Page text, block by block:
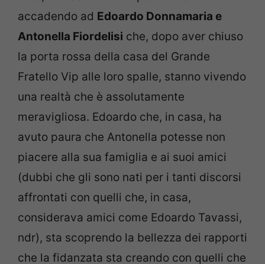
accadendo ad Edoardo Donnamaria e
Antonella Fiordelisi che, dopo aver chiuso
la porta rossa della casa del Grande
Fratello Vip alle loro spalle, stanno vivendo
una realtà che è assolutamente
meravigliosa. Edoardo che, in casa, ha
avuto paura che Antonella potesse non
piacere alla sua famiglia e ai suoi amici
(dubbi che gli sono nati per i tanti discorsi
affrontati con quelli che, in casa,
considerava amici come Edoardo Tavassi,
ndr), sta scoprendo la bellezza dei rapporti
che la fidanzata sta creando con quelli che